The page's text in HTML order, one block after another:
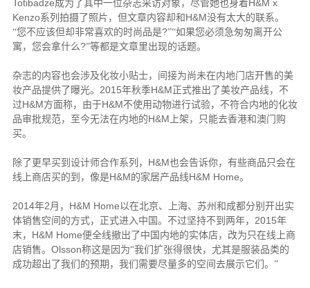
Totibadze成为了其中一位杂志采访对象，尽管她也身着H&M x
Kenzo系列拍摄了照片，但文章内容却和 H&M没有太大的联系。
“您不应该但却非常喜欢的时尚品是?”“如果您必须急匆匆离开公
寓，您会拿什么?”等都是文章里出现的话题。
杂志的内容也会涉及化妆小贴士，间接为尚未在内地门店开售的美
妆产品提供了曝光。 2015年秋季H&M 正式推出了美妆产品线，不
过H&M方面称，由于H&M不使用动物进行试验，不符合内地的化妆
品审批规范，至今无法在内地的H&M 上架，只能去香港和澳门购
买。
除了更早买到设计师合作系列， H&M也会告诉你，有些商品只会在
线上商店买的到，像是H&M的家居产品线H&M Home。
2014年2月， H&M Home以在北京、上海、苏州和成都分别开出实
体销售空间的方式，正式进入中国。不过坚持不到两年， 2015年
末， H&M Home便全线撤出了中国内地的实体店，改为只在线上商
店销售。 Olsson称这是因为“我们扩张得很快，尤其是服装品类的
成功超出了我们的预期，我们需要尽量多的空间去展示它们。”